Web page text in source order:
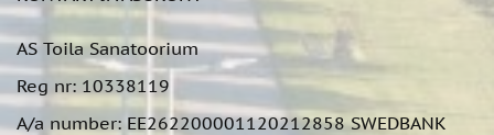
AS Toila Sanatoorium
Reg nr: 10338119
A/a number: EE262200001120212858 SWEDBANK